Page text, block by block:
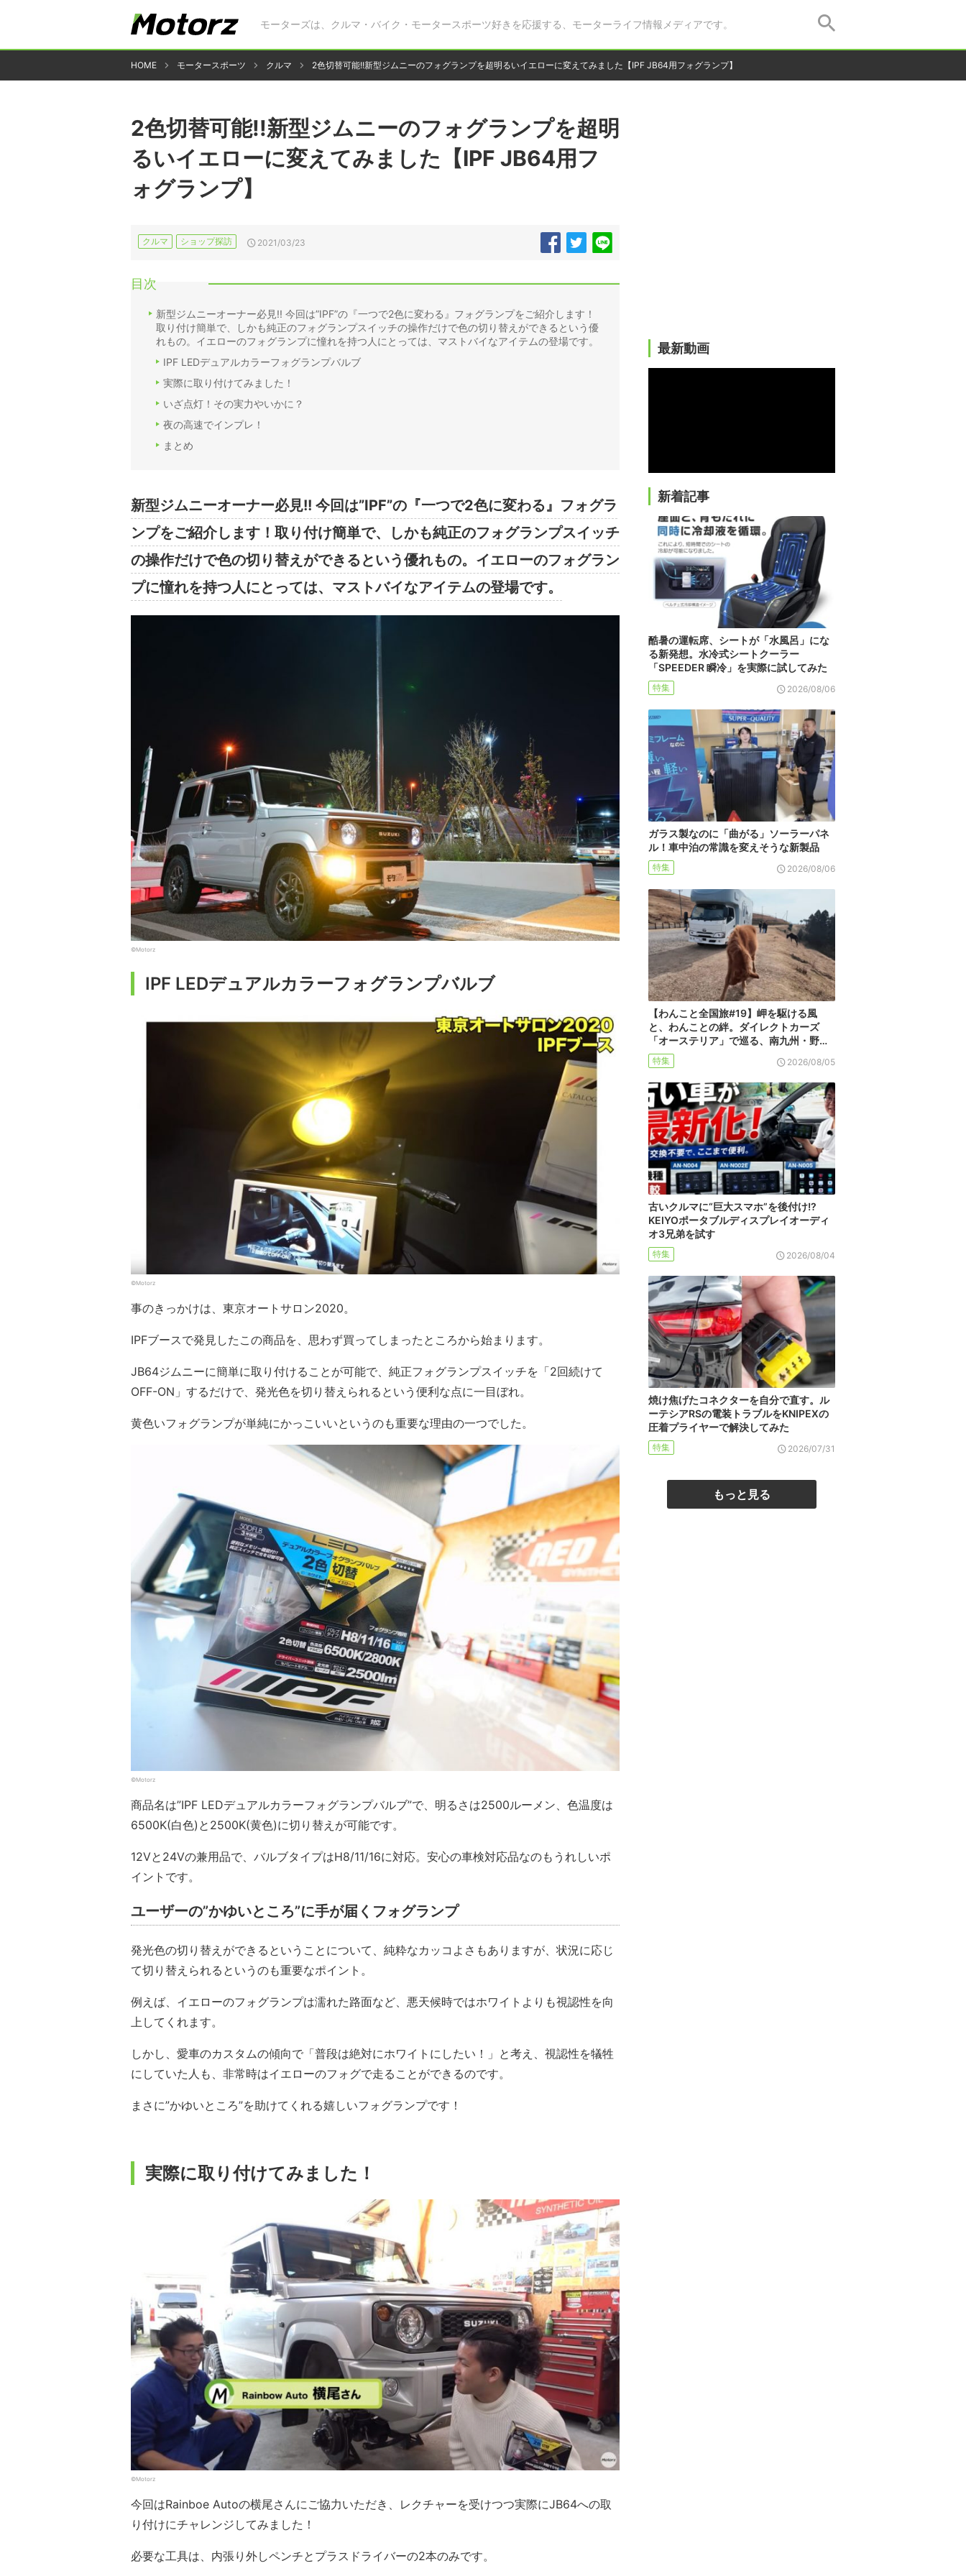
モーターズは、クルマ・バイク・モータースポーツ好きを応援する、モーターライフ情報メディアです。
HOME モータースポーツ クルマ 2色切替可能!!新型ジムニーのフォグランプを超明るいイエローに変えてみました【IPF JB64用フォグランプ】
2色切替可能!!新型ジムニーのフォグランプを超明
るいイエローに変えてみました【IPF JB64用フ
ォグランプ】
クルマ ショップ探訪 2021/03/23
目次
新型ジムニーオーナー必見!! 今回は”IPF”の『一つで2色に変わる』フォグランプをご紹介します！
取り付け簡単で、しかも純正のフォグランプスイッチの操作だけで色の切り替えができるという優
れもの。イエローのフォグランプに憧れを持つ人にとっては、マストバイなアイテムの登場です。
IPF LEDデュアルカラーフォグランプバルブ
実際に取り付けてみました！
いざ点灯！その実力やいかに？
夜の高速でインプレ！
まとめ
新型ジムニーオーナー必見!! 今回は”IPF”の『一つで2色に変わる』フォグラ
ンプをご紹介します！取り付け簡単で、しかも純正のフォグランプスイッチ
の操作だけで色の切り替えができるという優れもの。イエローのフォグラン
プに憧れを持つ人にとっては、マストバイなアイテムの登場です。
©Motorz
IPF LEDデュアルカラーフォグランプバルブ
©Motorz
事のきっかけは、東京オートサロン2020。
IPFブースで発見したこの商品を、思わず買ってしまったところから始まります。
JB64ジムニーに簡単に取り付けることが可能で、純正フォグランプスイッチを「2回続けて
OFF-ON」するだけで、発光色を切り替えられるという便利な点に一目ぼれ。
黄色いフォグランプが単純にかっこいいというのも重要な理由の一つでした。
©Motorz
商品名は”IPF LEDデュアルカラーフォグランプバルブ”で、明るさは2500ルーメン、色温度は
6500K(白色)と2500K(黄色)に切り替えが可能です。
12Vと24Vの兼用品で、バルブタイプはH8/11/16に対応。安心の車検対応品なのもうれしいポ
イントです。
ユーザーの”かゆいところ”に手が届くフォグランプ
発光色の切り替えができるということについて、純粋なカッコよさもありますが、状況に応じ
て切り替えられるというのも重要なポイント。
例えば、イエローのフォグランプは濡れた路面など、悪天候時ではホワイトよりも視認性を向
上してくれます。
しかし、愛車のカスタムの傾向で「普段は絶対にホワイトにしたい！」と考え、視認性を犠牲
にしていた人も、非常時はイエローのフォグで走ることができるのです。
まさに”かゆいところ”を助けてくれる嬉しいフォグランプです！
実際に取り付けてみました！
©Motorz
今回はRainboe Autoの横尾さんにご協力いただき、レクチャーを受けつつ実際にJB64への取
り付けにチャレンジしてみました！
必要な工具は、内張り外しペンチとプラスドライバーの2本のみです。
最新動画
新着記事
酷暑の運転席、シートが「水風呂」にな
る新発想。水冷式シートクーラー
「SPEEDER 瞬冷」を実際に試してみた
特集 2026/08/06
ガラス製なのに「曲がる」ソーラーパネ
ル！車中泊の常識を変えそうな新製品
特集 2026/08/06
【わんこと全国旅#19】岬を駆ける風
と、わんことの絆。ダイレクトカーズ
「オーステリア」で巡る、南九州・野…
特集 2026/08/05
古いクルマに“巨大スマホ”を後付け!?
KEIYOポータブルディスプレイオーディ
オ3兄弟を試す
特集 2026/08/04
焼け焦げたコネクターを自分で直す。ル
ーテシアRSの電装トラブルをKNIPEXの
圧着プライヤーで解決してみた
特集 2026/07/31
もっと見る